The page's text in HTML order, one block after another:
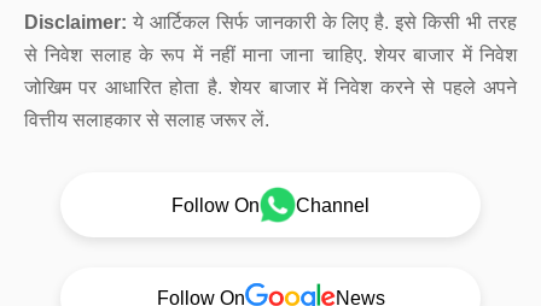
Disclaimer: ये आर्टिकल सिर्फ जानकारी के लिए है. इसे किसी भी तरह
से निवेश सलाह के रूप में नहीं माना जाना चाहिए. शेयर बाजार में निवेश
जोखिम पर आधारित होता है. शेयर बाजार में निवेश करने से पहले अपने
वित्तीय सलाहकार से सलाह जरूर लें.
Follow On Channel
Follow On News